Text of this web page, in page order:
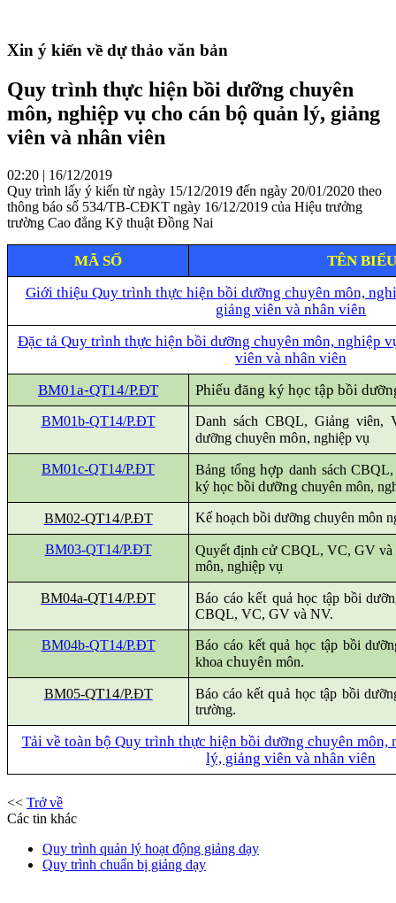
Xin ý kiến về dự thảo văn bản
Quy trình thực hiện bồi dưỡng chuyên
môn, nghiệp vụ cho cán bộ quản lý, giảng
viên và nhân viên
02:20 | 16/12/2019
Quy trình lấy ý kiến từ ngày 15/12/2019 đến ngày 20/01/2020 theo
thông báo số 534/TB-CĐKT ngày 16/12/2019 của Hiệu trưởng
trường Cao đẳng Kỹ thuật Đồng Nai
MÃ SỐ
TÊN
Giới thiệu Quy trình thực hiện bồi dưỡng chuyên môn,
giảng viên và nhân viên
Đặc tả Quy trình thực hiện bồi dưỡng chuyên môn, nghiệp
viên và nhân viên
BM01a-QT14/P.ĐT
Phiếu đăng ký học tập bồi
BM01b-QT14/P.ĐT
Danh sách CBQL, Giảng
dưỡng chuyênmôn, nghiệp vụ
BM01c-QT14/P.ĐT Bảng tổnghợp danh sách
ký học bồidưỡng chuyên môn,
BM02-QT14/P.ĐT Kế hoạch bồi dưỡng chuyên môn
BM03-QT14/P.ĐT Quyết địnhcửCBQL, VC, GV và
môn, nghiệp vụ
BM04a-QT14/P.ĐT Báo cáokết quả học tập bồi
CBQL, VC, GV và NV.
BM04b-QT14/P.ĐT
Báo cáo kết quả học tập bồi
khoachuyên môn.
BM05-QT14/P.ĐT Báo cáo kếtquả học tập bồi
trường.
Tải về toàn bộ Quy trình thực hiện bồi dưỡng chuyên môn,
lý, giảng viên và nhân viên
<< Trở về
Các tin khác
Quy trình quản lý hoạt động giảng dạy
Quy trình chuẩn bị giảng dạy